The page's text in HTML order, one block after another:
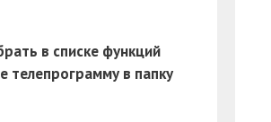
в списке функций
телепрограмму в папку